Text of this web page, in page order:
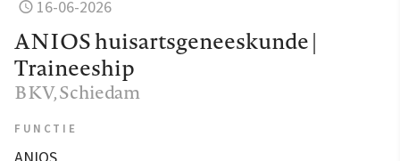
16-06-2026
ANIOS huisartsgeneeskunde |
Traineeship
BKV, Schiedam
FUNCTIE